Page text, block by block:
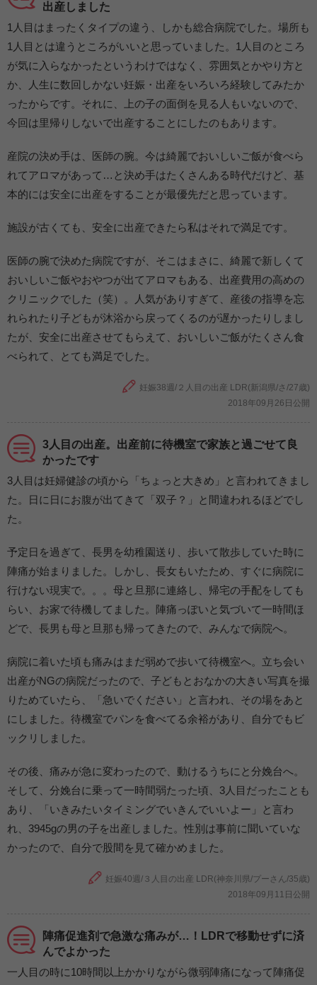
出産しました
1人目はまったくタイプの違う、しかも総合病院でした。場所も
1人目とは違うところがいいと思っていました。1人目のところ
が気に入らなかったというわけではなく、雰囲気とかやり方と
か、人生に数回しかない妊娠・出産をいろいろ経験してみたか
ったからです。それに、上の子の面倒を見る人もいないので、
今回は里帰りしないで出産することにしたのもあります。
産院の決め手は、医師の腕。今は綺麗でおいしいご飯が食べら
れてアロマがあって…と決め手はたくさんある時代だけど、基
本的には安全に出産をすることが最優先だと思っています。
施設が古くても、安全に出産できたら私はそれで満足です。
医師の腕で決めた病院ですが、そこはまさに、綺麗で新しくて
おいしいご飯やおやつが出てアロマもある、出産費用の高めの
クリニックでした（笑）。人気がありすぎて、産後の指導を忘
れられたり子どもが沐浴から戻ってくるのが遅かったりしまし
たが、安全に出産させてもらえて、おいしいご飯がたくさん食
べられて、とても満足でした。
妊娠38週/２人目の出産 LDR(新潟県/さ/27歳)
2018年09月26日公開
3人目の出産。出産前に待機室で家族と過ごせて良
かったです
3人目は妊婦健診の頃から「ちょっと大きめ」と言われてきまし
た。日に日にお腹が出てきて「双子？」と間違われるほどでし
た。
予定日を過ぎて、長男を幼稚園送り、歩いて散歩していた時に
陣痛が始まりました。しかし、長女もいたため、すぐに病院に
行けない現実で。。。母と旦那に連絡し、帰宅の手配をしても
らい、お家で待機してました。陣痛っぽいと気づいて一時間ほ
どで、長男も母と旦那も帰ってきたので、みんなで病院へ。
病院に着いた頃も痛みはまだ弱めで歩いて待機室へ。立ち会い
出産がNGの病院だったので、子どもとおなかの大きい写真を撮
りためていたら、「急いでください」と言われ、その場をあと
にしました。待機室でパンを食べてる余裕があり、自分でもビ
ックリしました。
その後、痛みが急に変わったので、動けるうちにと分娩台へ。
そして、分娩台に乗って一時間弱たった頃、3人目だったことも
あり、「いきみたいタイミングでいきんでいいよー」と言わ
れ、3945gの男の子を出産しました。性別は事前に聞いていな
かったので、自分で股間を見て確かめました。
妊娠40週/３人目の出産 LDR(神奈川県/プーさん/35歳)
2018年09月11日公開
陣痛促進剤で急激な痛みが…！LDRで移動せずに済
んでよかった
一人目の時に10時間以上かかりながら微弱陣痛になって陣痛促